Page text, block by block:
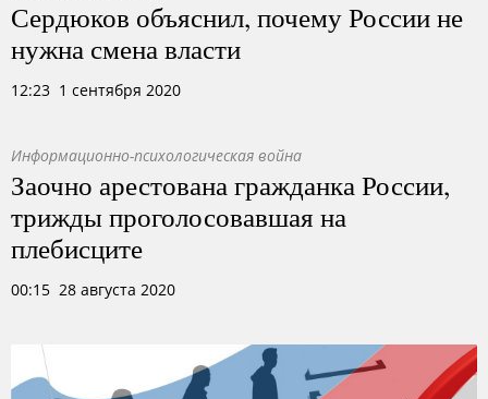
Сердюков объяснил, почему России не
нужна смена власти
12:23 1 сентября 2020
Информационно-психологическая война
Заочно арестована гражданка России,
трижды проголосовавшая на
плебисците
00:15 28 августа 2020